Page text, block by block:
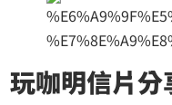
玩咖明信片分